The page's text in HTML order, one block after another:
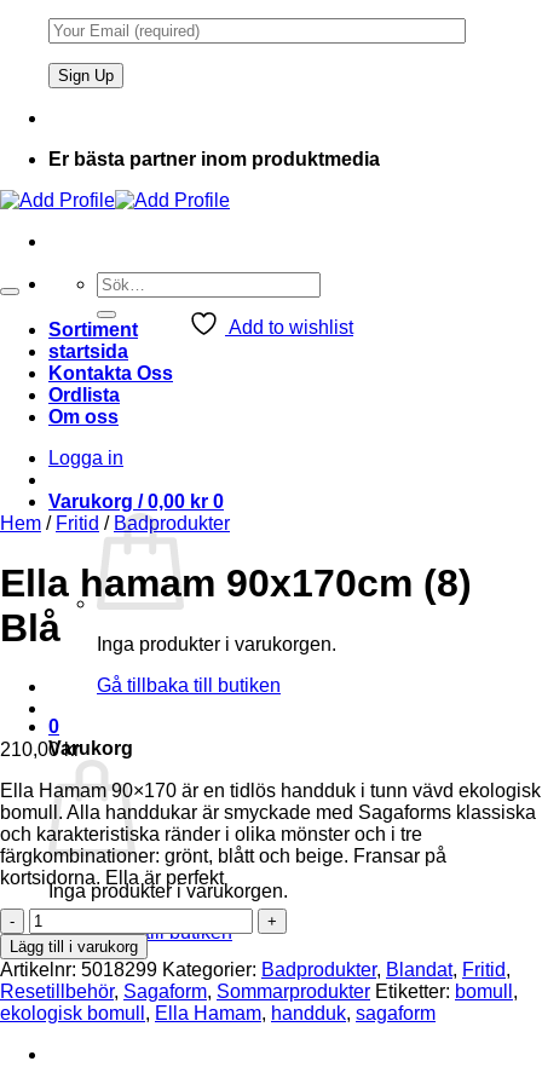
Er bästa partner inom produktmedia
Sök
efter:
Sortiment
startsida
Kontakta Oss
Ordlista
Om oss
Logga in
Varukorg /0,00 kr 0
Inga produkter i varukorgen.
Gå tillbaka till butiken
0
Varukorg
Inga produkter i varukorgen.
Gå tillbaka till butiken
Add to wishlist
Hem / Fritid / Badprodukter
Ella hamam 90x170cm (8)
Blå
210,00kr
Ella Hamam 90×170 är en tidlös handduk i tunn vävd ekologisk
bomull. Alla handdukar är smyckade med Sagaforms klassiska
och karakteristiska ränder i olika mönster och i tre
färgkombinationer: grönt, blått och beige. Fransar på
kortsidorna. Ella är perfekt
Ella
hamam
90x170cm
(8)
Blå
mängd
Lägg till i varukorg
Artikelnr: 5018299 Kategorier: Badprodukter, Blandat, Fritid,
Resetillbehör, Sagaform, Sommarprodukter Etiketter: bomull ,
ekologisk bomull , Ella Hamam, handduk, sagaform